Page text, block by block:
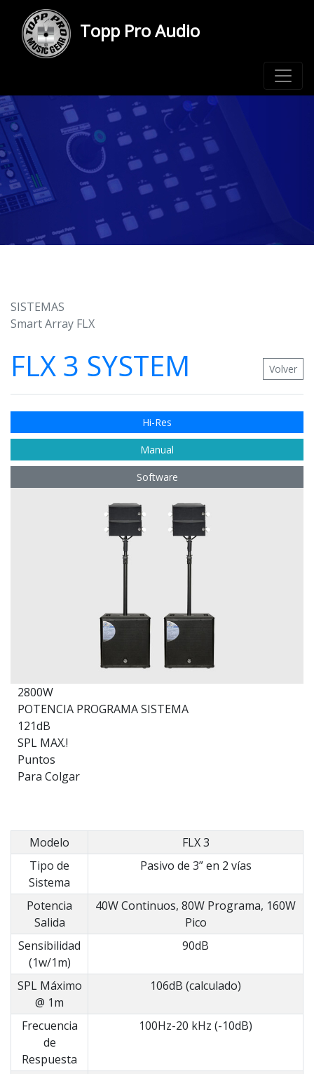
Topp Pro Audio
SISTEMAS
Smart Array FLX
FLX 3 SYSTEM Volver
Hi-Res
Manual
Software
2800W
POTENCIA PROGRAMA SISTEMA
121dB
SPL MAX.!
Puntos
Para Colgar
Modelo
FLX 3
Tipo de
Sistema
Pasivo de 3” en 2 vías
Potencia
Salida
40W Continuos, 80W Programa, 160W
Pico
Sensibilidad
(1w/1m)
90dB
SPL Máximo
@ 1m
106dB (calculado)
Frecuencia
de
Respuesta
100Hz-20 kHz (-10dB)